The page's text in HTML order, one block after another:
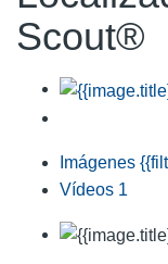
Scout®
Imágenes
Vídeos 1